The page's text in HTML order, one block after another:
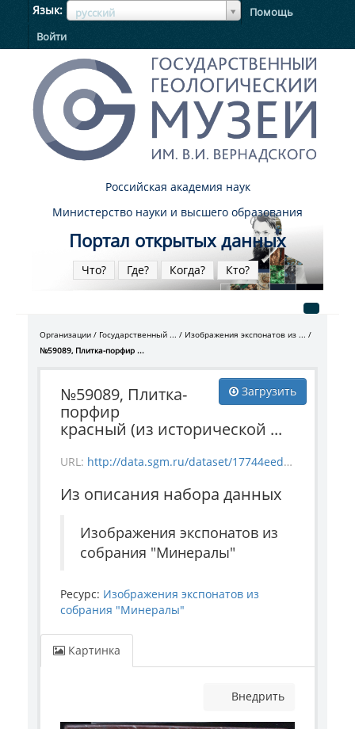
Язык русский
ЯзыкЯзык
Помощь
Войти
Российская академия наук
Министерство науки и высшего образования
Портал открытых данных
Что? Где? Когда? Кто?
Организации Государственный ...
Изображения экспонатов из ...
№59089, Плитка-порфир ...
Загрузить
№59089, Плитка-
порфир
красный (из исторической ...
URL: http://data.sgm.ru/dataset/17744eed-27fa-4a9a-bc72-4e657fa570af/resource/16313b70-1474-4c1f-8863-846ed7118d7d/download/1-1003-59089.jpg
Из описания набора данных
Изображения экспонатов из
собрания "Минералы"
Ресурс: Изображения экспонатов из
собрания "Минералы"
Картинка
Внедрить